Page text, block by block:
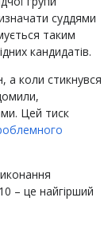
суддями
таким
кандидатів.
а коли стикнувся
Цей тиск
– це найгірший